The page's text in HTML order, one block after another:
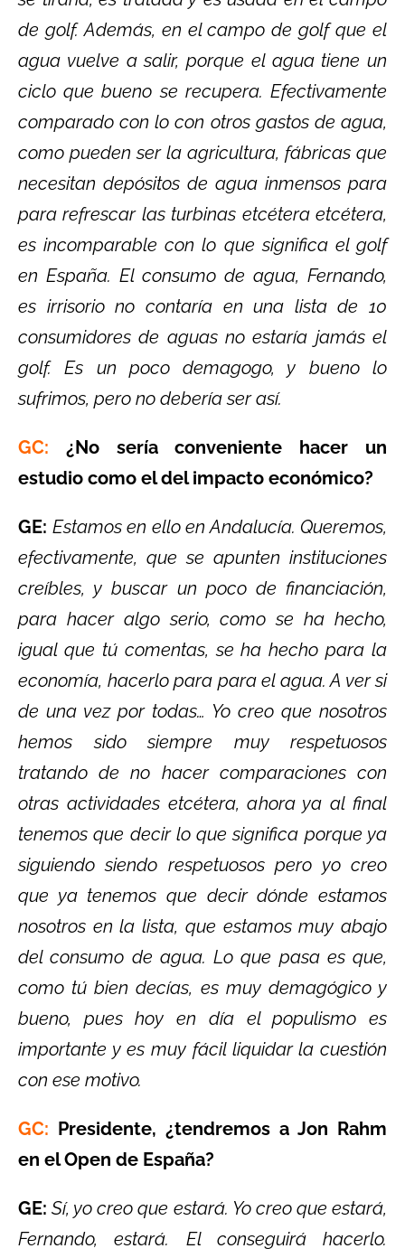
de golf. Además, en el campo de golf que el
agua vuelve a salir, porque el agua tiene un
ciclo que bueno se recupera. Efectivamente
comparado con lo con otros gastos de agua,
como pueden ser la agricultura, fábricas que
necesitan depósitos de agua inmensos para
para refrescar las turbinas etcétera etcétera,
es incomparable con lo que significa el golf
en España. El consumo de agua, Fernando,
es irrisorio no contaría en una lista de 10
consumidores de aguas no estaría jamás el
golf. Es un poco demagogo, y bueno lo
sufrimos, pero no debería ser así.
GC:
¿No sería conveniente hacer un
estudio como el del impacto económico?
GE: Estamos en ello en Andalucía. Queremos,
efectivamente, que se apunten instituciones
creíbles, y buscar un poco de financiación,
para hacer algo serio, como se ha hecho,
igual que tú comentas, se ha hecho para la
economía, hacerlo para para el agua. A ver si
de una vez por todas… Yo creo que nosotros
hemos sido siempre muy respetuosos
tratando de no hacer comparaciones con
otras actividades etcétera, ahora ya al final
tenemos que decir lo que significa porque ya
siguiendo siendo respetuosos pero yo creo
que ya tenemos que decir dónde estamos
nosotros en la lista, que estamos muy abajo
del consumo de agua. Lo que pasa es que,
como tú bien decías, es muy demagógico y
bueno, pues hoy en día el populismo es
importante y es muy fácil liquidar la cuestión
con ese motivo.
GC: Presidente, ¿tendremos a Jon Rahm
en el Open de España?
GE: Sí, yo creo que estará. Yo creo que estará,
Fernando, estará. El conseguirá hacerlo.